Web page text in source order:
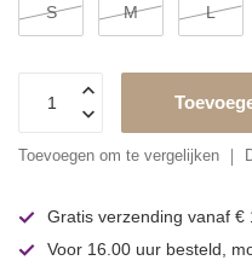
S M L
Toevoegen om te vergelijken
Gratis verzending vanaf €
Voor 16.00 uur besteld,